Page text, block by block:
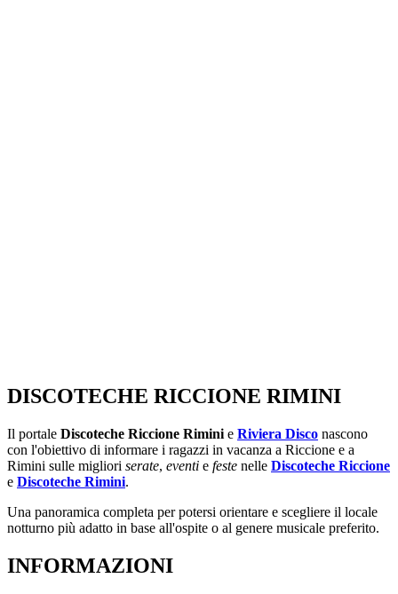
DISCOTECHE RICCIONE RIMINI
Il portale Discoteche Riccione Rimini e Riviera Disco nascono
con l'obiettivo di informare i ragazzi in vacanza a Riccione e a
Rimini sulle migliori serate, eventi e feste nelle Discoteche Riccione
e Discoteche Rimini.
Una panoramica completa per potersi orientare e scegliere il locale
notturno più adatto in base all'ospite o al genere musicale preferito.
INFORMAZIONI